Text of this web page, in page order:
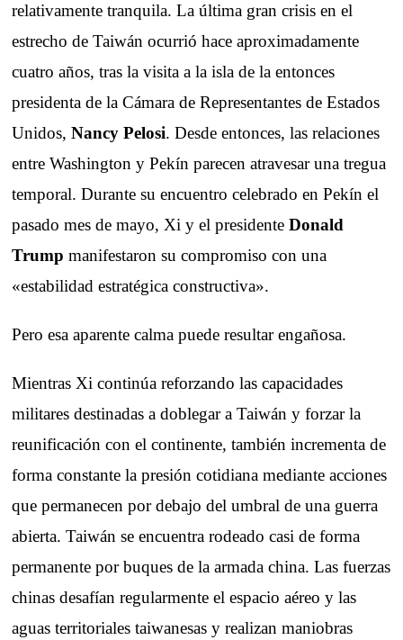
relativamente tranquila. La última gran crisis en el
estrecho de Taiwán ocurrió hace aproximadamente
cuatro años, tras la visita a la isla de la entonces
presidenta de la Cámara de Representantes de Estados
Unidos,Nancy Pelosi. Desde entonces, las relaciones
entre Washington y Pekín parecen atravesar una tregua
temporal. Durante su encuentro celebrado en Pekín el
pasado mes de mayo, Xi y el presidenteDonald
Trump manifestaron su compromiso con una
«estabilidad estratégica constructiva».
Pero esa aparente calma puede resultar engañosa.
Mientras Xi continúa reforzando las capacidades
militares destinadas a doblegar a Taiwán y forzar la
reunificación con el continente, también incrementa de
forma constante la presión cotidiana mediante acciones
que permanecen por debajo del umbral de una guerra
abierta. Taiwán se encuentra rodeado casi de forma
permanente por buques de la armada china. Las fuerzas
chinas desafían regularmente el espacio aéreo y las
aguas territoriales taiwanesas y realizan maniobras